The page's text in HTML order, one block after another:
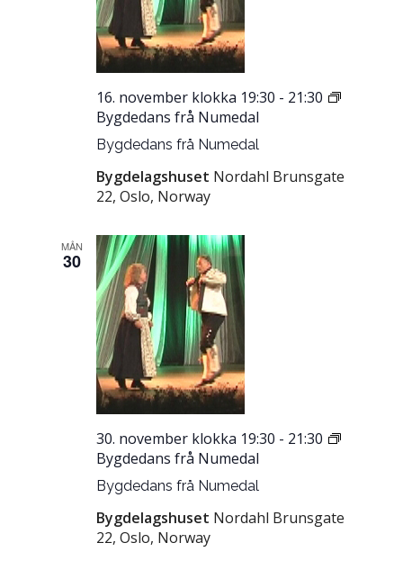
Bygdedans frå Numedal
16. november klokka 19:30 - 21:30
Bygdedans frå Numedal
Bygdelagshuset Nordahl Brunsgate
22, Oslo, Norway
MÅN
30
Bygdedans frå Numedal
30. november klokka 19:30 - 21:30
Bygdedans frå Numedal
Bygdelagshuset Nordahl Brunsgate
22, Oslo, Norway